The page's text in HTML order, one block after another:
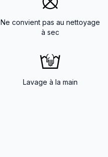
Ne convient pas au nettoyage
à sec
Lavage à la main